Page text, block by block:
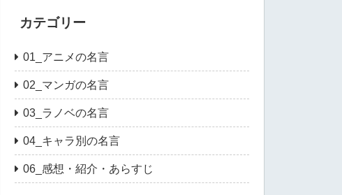
カテゴリー
01_アニメの名言
02_マンガの名言
03_ラノベの名言
04_キャラ別の名言
06_感想・紹介・あらすじ